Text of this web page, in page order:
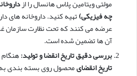
مولتی ویتامین پلاس هانسال را از
چه فیزیکی)تهیه کنید. داروخانه های
عرضه می کنند که تحت نظارت سازمان
آن ها تضمین شده است.
بررسی دقیق تاریخ انقضا و تولید:
تاریخ انقضایمحصول روی بسته بندی